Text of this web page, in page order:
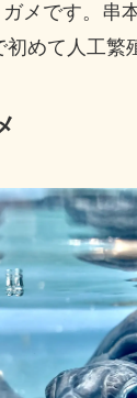
メです。串
めて人工繁